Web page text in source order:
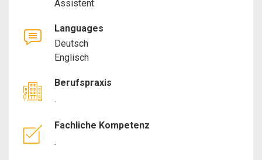
Assistent
Languages
Deutsch
Englisch
Berufspraxis
.
Fachliche Kompetenz
.